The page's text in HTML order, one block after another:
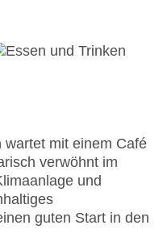
134
wartet mit einem Café
verwöhnt im
und
guten Start in den